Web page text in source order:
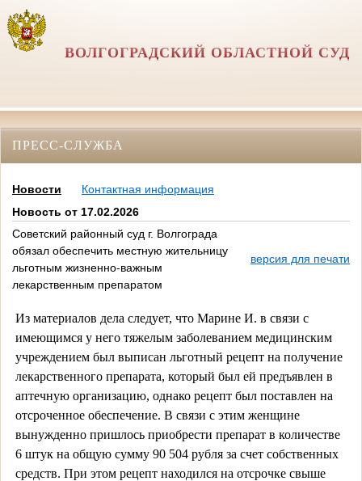
ВОЛГОГРАДСКИЙ ОБЛАСТНОЙ СУД
ПРЕСС-СЛУЖБА
Новости
Контактная информация
Новость от 17.02.2026
Советский районный суд г. Волгограда
обязал обеспечить местную жительницу
льготным жизненно-важным
лекарственным препаратом
версия для печати
Из материалов дела следует, что Марине И. в связи с
имеющимся у него тяжелым заболеванием медицинским
учреждением был выписан льготный рецепт на получение
лекарственного препарата, который был ей предъявлен в
аптечную организацию, однако рецепт был поставлен на
отсроченное обеспечение. В связи с этим женщине
вынужденно пришлось приобрести препарат в количестве
6 штук на общую сумму 90 504 рубля за счет собственных
средств. При этом рецепт находился на отсрочке свыше